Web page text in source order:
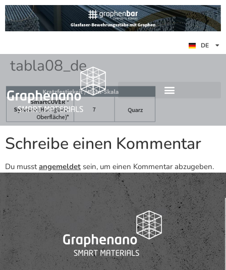
DE
ES
EN
tabla08_de
Schreibe einen Kommentar
Du musstangemeldet sein, um einen Kommentar abzugeben.